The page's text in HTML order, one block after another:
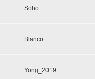
Soho
Blanco
Yong_2019